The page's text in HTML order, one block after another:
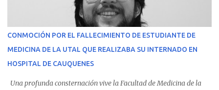
CONMOCIÓN POR EL FALLECIMIENTO DE ESTUDIANTE DE
MEDICINA DE LA UTAL QUE REALIZABA SU INTERNADO EN
HOSPITAL DE CAUQUENES
Una profunda consternación vive la Facultad de Medicina de la